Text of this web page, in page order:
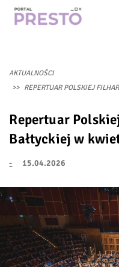
Przejdź
nawigacja
AKTUALNOŚCI
REPERTUAR POLSKIEJ
Repertuar
Bałtyckiej w
- 15.04.2026